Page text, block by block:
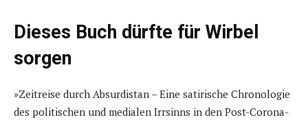
Dieses Buch dürfte für Wirbel
sorgen
»Zeitreise durch Absurdistan – Eine satirische Chronologie
des politischen und medialen Irrsinns in den Post-Corona-